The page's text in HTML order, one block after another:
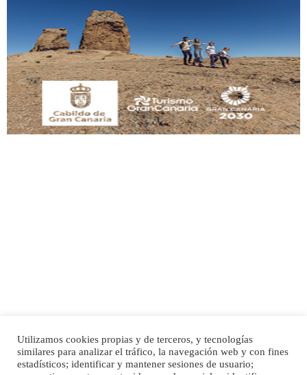
Gato manso encontrado
Este gato macho ha aparecido en la calle hace menos de un mes, es muy
manso y extremadamente cari...
Leales.org » Gran Canaria | 9.7.2025
SHIBA PERDIDO AVDA JOSE MESA Y LOPEZ
PERRO MACHO RAZA SHIBA CON MICROCHIP PERDIDO HOY 06/07/2025 ZONA
Inicio Publicidad
Política de privacidad
Utilizamos cookies propias y de terceros, y tecnologías
similares para analizar el tráfico, la navegación web y con fines
estadísticos; identificar y mantener sesiones de usuario;